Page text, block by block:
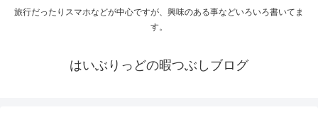
旅行だったりスマホなどが中心ですが、興味のある事などいろいろ書いてま
す。
はいぶりっどの暇つぶしブログ